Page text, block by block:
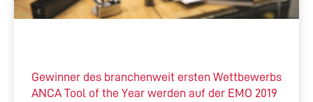
Gewinner des branchenweit ersten Wettbewerbs
ANCA Tool of the Year werden auf der EMO 2019